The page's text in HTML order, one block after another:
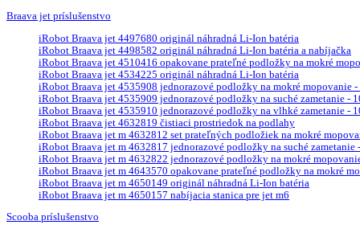
Braava jet príslušenstvo
iRobot Braava jet 4497680 originál náhradná Li-Ion batéria
iRobot Braava jet 4498582 originál náhradná Li-Ion batéria a nabíjačka
iRobot Braava jet 4510416 opakovane prateľné podložky na mokré
iRobot Braava jet 4534225 originál náhradná Li-Ion batéria
iRobot Braava jet 4535908 jednorazové podložky na mokré mopovanie
iRobot Braava jet 4535909 jednorazové podložky na suché zametanie -
iRobot Braava jet 4535910 jednorazové podložky na vlhké zametanie -
iRobot Braava jet 4632819 čistiaci prostriedok na podlahy
iRobot Braava jet m 4632812 set prateľných podložiek na mokré
iRobot Braava jet m 4632817 jednorazové podložky na suché zametanie
iRobot Braava jet m 4632822 jednorazové podložky na mokré
iRobot Braava jet m 4643570 opakovane prateľné podložky na mokré
iRobot Braava jet m 4650149 originál náhradná Li-Ion batéria
iRobot Braava jet m 4650157 nabíjacia stanica pre jet m6
Scooba príslušenstvo